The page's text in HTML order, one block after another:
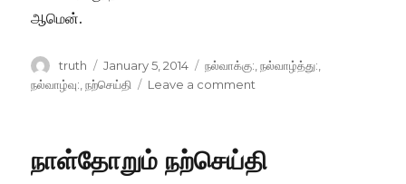
ஆமென்.
Author
truth
Posted
on
January 5, 2014 Categories
நல்வாக்கு: ,நல்வாழ்த்து:
நல்வாழ்வு: ,நற்செய்தி Leave a comment
நாள்தோறும் நற்செய்தி